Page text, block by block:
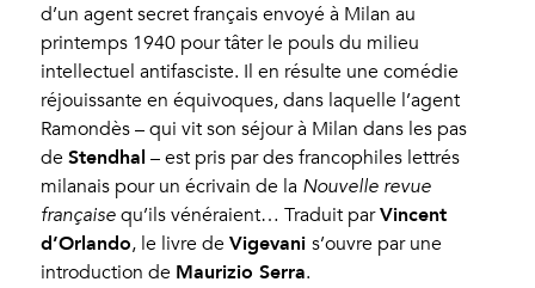
d’un agent secret français envoyé à Milan au
printemps 1940 pour tâter le pouls du milieu
intellectuel antifasciste. Il en résulte une comédie
réjouissante en équivoques, dans laquelle l’agent
Ramondès – qui vit son séjour à Milan dans les pas
deStendhal – est pris par des francophiles lettrés
milanais pour un écrivain de la Nouvelle revue
française qu’ils vénéraient… Traduit parVincent
d’Orlando, le livre deVigevanis’ouvre par une
introduction de Maurizio Serra.